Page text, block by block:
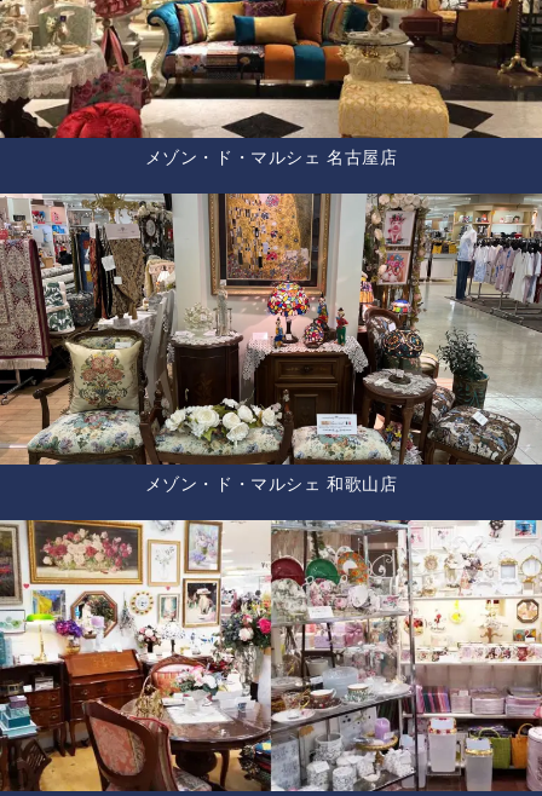
メゾン・ド・マルシェ 名古屋店
メゾン・ド・マルシェ 和歌山店